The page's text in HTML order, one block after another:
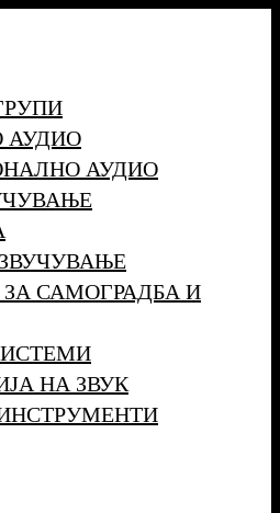
АУДИО
САМОГРАДБА И
НА ЗВУК